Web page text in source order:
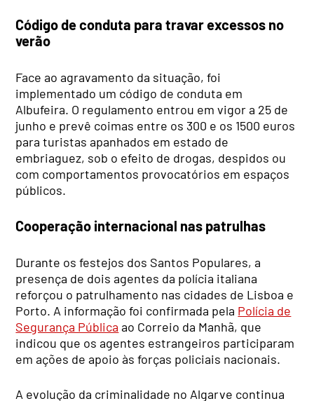
Código de conduta para travar excessos no
verão
Face ao agravamento da situação, foi
implementado um código de conduta em
Albufeira. O regulamento entrou em vigor a 25 de
junho e prevê coimas entre os 300 e os 1500 euros
para turistas apanhados em estado de
embriaguez, sob o efeito de drogas, despidos ou
com comportamentos provocatórios em espaços
públicos.
Cooperação internacional nas patrulhas
Durante os festejos dos Santos Populares, a
presença de dois agentes da polícia italiana
reforçou o patrulhamento nas cidades de Lisboa e
Porto. A informação foi confirmada pela Polícia de
Segurança Pública ao Correio da Manhã, que
indicou que os agentes estrangeiros participaram
em ações de apoio às forças policiais nacionais.
A evolução da criminalidade no Algarve continua